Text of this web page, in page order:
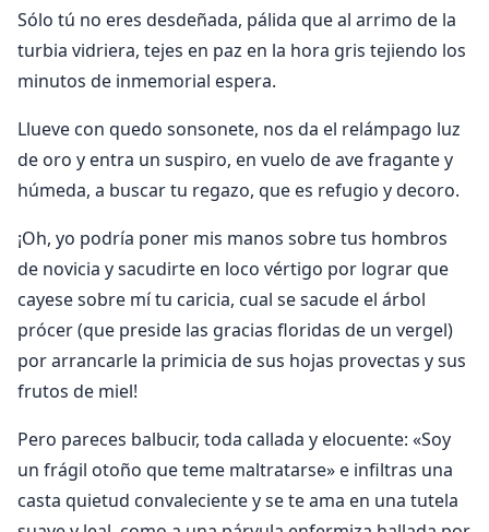
Sólo tú no eres desdeñada, pálida que al arrimo de la
turbia vidriera, tejes en paz en la hora gris tejiendo los
minutos de inmemorial espera.
Llueve con quedo sonsonete, nos da el relámpago luz
de oro y entra un suspiro, en vuelo de ave fragante y
húmeda, a buscar tu regazo, que es refugio y decoro.
¡Oh, yo podría poner mis manos sobre tus hombros
de novicia y sacudirte en loco vértigo por lograr que
cayese sobre mí tu caricia, cual se sacude el árbol
prócer (que preside las gracias floridas de un vergel)
por arrancarle la primicia de sus hojas provectas y sus
frutos de miel!
Pero pareces balbucir, toda callada y elocuente: «Soy
un frágil otoño que teme maltratarse» e infiltras una
casta quietud convaleciente y se te ama en una tutela